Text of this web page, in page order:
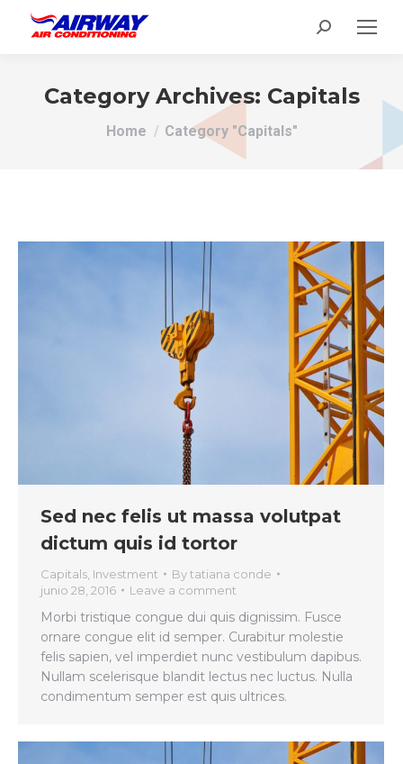
Search:
Category Archives: Capitals
You are here:
Home Category "Capitals"
Sed nec felis ut massa volutpat
dictum quis id tortor
Capitals Investment Bytatiana conde
junio 28, 2016
Leave a comment
Morbi tristique congue dui quis dignissim. Fusce
ornare congue elit id semper. Curabitur molestie
felis sapien, vel imperdiet nunc vestibulum dapibus.
Nullam scelerisque blandit lectus nec luctus. Nulla
condimentum semper est quis ultrices.